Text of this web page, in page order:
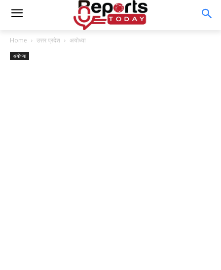
Home उत्तर प्रदेश अयोध्या
अयोध्या